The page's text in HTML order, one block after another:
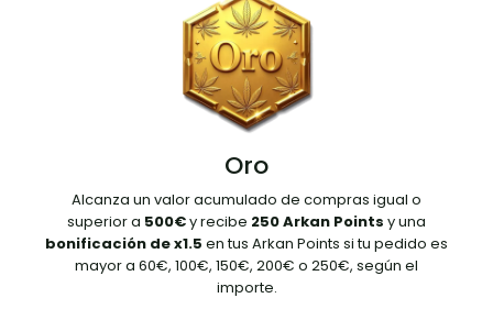
Oro
Alcanza un valor acumulado de compras igual o
superior a 500€y recibe 250 Arkan Points y una
bonificación de x1.5 en tus Arkan Points si tu pedido es
mayor a 60€, 100€, 150€, 200€ o 250€, según el
importe.